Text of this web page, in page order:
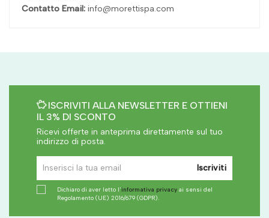
Contatto Email: info@morettispa.com
ISCRIVITI ALLA NEWSLETTER E OTTIENI
IL 3% DI SCONTO
Ricevi offerte in anteprima direttamente sul tuo
indirizzo di posta.
Iscriviti
Dichiaro di aver letto l'informativa privacy ai sensi del
Regolamento (UE) 2016/679 (GDPR).